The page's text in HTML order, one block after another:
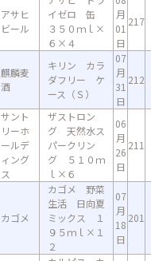
アサヒ
ビール
イゼロ 缶
３５０ｍｌ×
６×４
月
01
日
217
麒麟麦
酒
キリン カラ
ダフリー ケ
ース（Ｓ）
07
月
31
日
212
サント
リーホ
ールデ
ィング
ス
ザストロン
グ 天然水ス
パークリン
グ ５１０ｍ
ｌ×６
06
月
26
日
211
カゴメ
カゴメ 野菜
生活 日向夏
ミックス １
９５ｍｌ×１
２
07
月
18
日
201